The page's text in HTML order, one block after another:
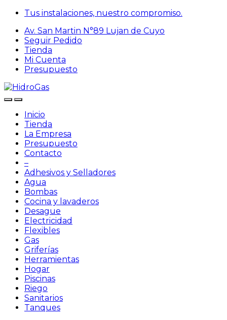
Skip
navigation
Skip
content
Tus instalaciones, nuestro compromiso.
Av. San Martin N°89 Lujan de Cuyo
Seguir Pedido
Tienda
Mi Cuenta
Presupuesto
Inicio
Tienda
La Empresa
Presupuesto
Contacto
–
Adhesivos y Selladores
Agua
Bombas
Cocina y lavaderos
Desague
Electricidad
Flexibles
Gas
Griferías
Herramientas
Hogar
Piscinas
Riego
Sanitarios
Tanques